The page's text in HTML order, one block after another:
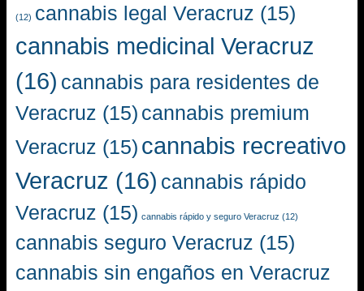
(12) cannabis legal Veracruz (15)
cannabis medicinal Veracruz
(16) cannabis para residentes de
Veracruz (15) cannabis premium
Veracruz (15) cannabis recreativo
Veracruz (16) cannabis rápido
Veracruz (15) cannabis rápido y seguro Veracruz (12)
cannabis seguro Veracruz (15)
cannabis sin engaños en Veracruz